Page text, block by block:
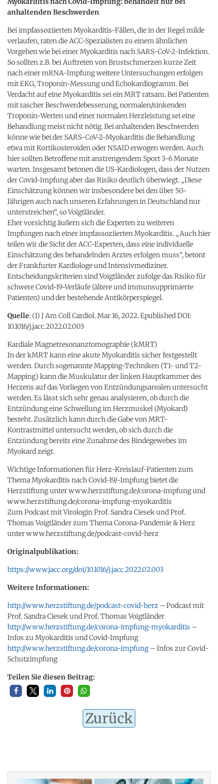
anhaltenden Beschwerden
Bei impfassoziierten Myokarditis-Fällen, die in der Regel milde
verlaufen, raten die ACC-Spezialisten zu einem ähnlichen
Vorgehen wie bei einer Myokarditis nach SARS-CoV-2-Infektion.
So sollten z.B. bei Auftreten von Brustschmerzen kurze Zeit
nach einer mRNA-Impfung weitere Untersuchungen erfolgen
mit EKG, Troponin-Messung und Echokardiogramm. Bei
Verdacht auf eine Myokarditis sei ein MRT ratsam. Bei Patienten
mit rascher Beschwerdebesserung, normalen/sinkenden
Troponin-Werten und einer normalen Herzleistung sei eine
Behandlung meist nicht nötig. Bei anhaltenden Beschwerden
könne wie bei der SARS-CoV-2-Myokarditis die Behandlung
etwa mit Kortikosteroiden oder NSAID erwogen werden. Auch
hier sollten Betroffene mit anstrengendem Sport 3-6 Monate
warten. Insgesamt betonen die US-Kardiologen, dass der Nutzen
der Covid-Impfung aber das Risiko deutlich überwiegt. „Diese
Einschätzung können wir insbesondere bei den über 50-
Jährigen auch nach unseren Erfahrungen in Deutschland nur
unterstreichen“, so Voigtländer.
Eher vorsichtig äußern sich die Experten zu weiteren
Impfungen nach einer impfassoziierten Myokarditis. „Auch hier
teilen wir die Sicht der ACC-Experten, dass eine individuelle
Einschätzung des behandelnden Arztes erfolgen muss“, betont
der Frankfurter Kardiologe und Intensivmediziner.
Entscheidungskriterien sind Voigtländer zufolge das Risiko für
schwere Covid-19-Verläufe (ältere und immunsupprimierte
Patienten) und der bestehende Antikörperspiegel.
Quelle: (1) J Am Coll Cardiol. Mar 16, 2022. Epublished DOI:
10.1016/j.jacc.2022.02.003
Kardiale Magnetresonanztomographie (kMRT)
In der kMRT kann eine akute Myokarditis sicher festgestellt
werden. Durch sogenannte Mapping-Techniken (T1- und T2-
Mapping) kann die Muskulatur der linken Hauptkammer des
Herzens auf das Vorliegen von Entzündungsarealen untersucht
werden. Es lässt sich sehr genau analysieren, ob durch die
Entzündung eine Schwellung im Herzmuskel (Myokard)
besteht. Zusätzlich kann durch die Gabe von MRT-
Kontrastmittel untersucht werden, ob sich durch die
Entzündung bereits eine Zunahme des Bindegewebes im
Myokard zeigt.
Wichtige Informationen für Herz-Kreislauf-Patienten zum
Thema Myokarditis nach Covid-19/-Impfung bietet die
Herzstiftung unter www.herzstiftung.de/corona-impfung und
www.herzstiftung.de/corona-impfung-myokarditis
Zum Podcast mit Virologin Prof. Sandra Ciesek und Prof.
Thomas Voigtländer zum Thema Corona-Pandemie & Herz
unter www.herzstiftung.de/podcast-covid-herz
Originalpublikation:
https://www.jacc.org/doi/10.1016/j.jacc.2022.02.003
Weitere Informationen:
http://www.herzstiftung.de/podcast-covid-herz – Podcast mit
Prof. Sandra Ciesek und Prof. Thomas Voigtländer
http://www.herzstiftung.de/corona-impfung-myokarditis –
Infos zu Myokarditis und Covid-Impfung
http://www.herzstiftung.de/corona-impfung – Infos zur Covid-
Schutzimpfung
Teilen Sie diesen Beitrag:
Zurück